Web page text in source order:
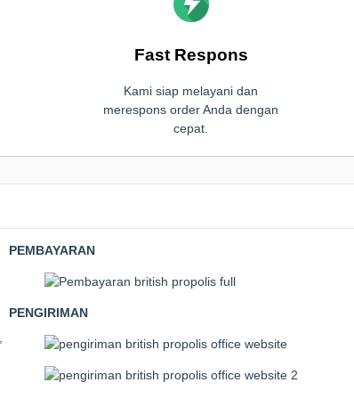
Fast Respons
Kami siap melayani dan
merespons order Anda dengan
cepat.
PEMBAYARAN
PENGIRIMAN